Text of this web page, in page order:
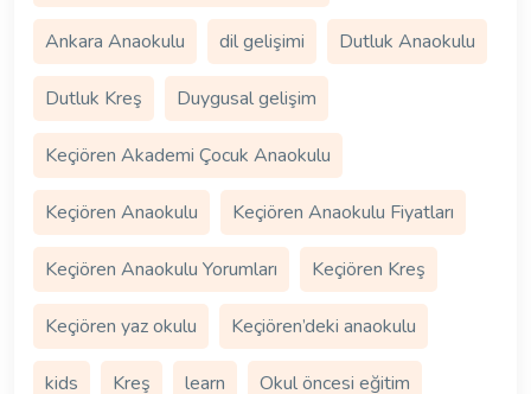
Ankara Anaokulu dil gelişimi Dutluk Anaokulu
Dutluk Kreş Duygusal gelişim
Keçiören Akademi Çocuk Anaokulu
Keçiören Anaokulu Keçiören Anaokulu Fiyatları
Keçiören Anaokulu Yorumları Keçiören Kreş
Keçiören yaz okulu Keçiören’deki anaokulu
kids Kreş learn Okul öncesi eğitim